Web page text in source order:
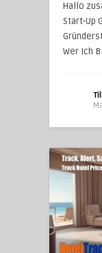
Hallo
Start-Up
Wer Ich